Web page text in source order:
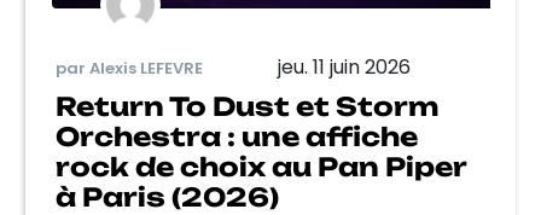
par Alexis LEFEVRE jeu. 11 juin 2026
Return To Dust et Storm
Orchestra : une affiche
rock de choix au Pan Piper
à Paris (2026)